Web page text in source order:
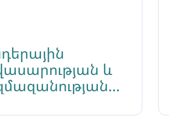
և